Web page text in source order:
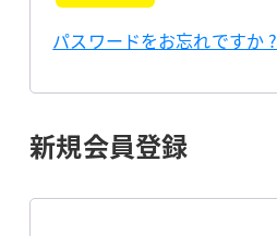
パスワードをお忘れですか ?
新規会員登録